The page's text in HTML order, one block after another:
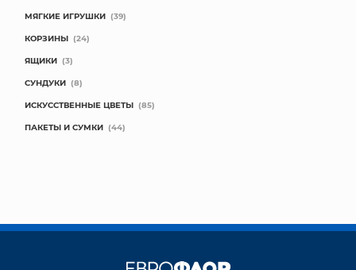
МЯГКИЕ ИГРУШКИ (39)
КОРЗИНЫ (24)
ЯЩИКИ (3)
СУНДУКИ (8)
ИСКУССТВЕННЫЕ ЦВЕТЫ (85)
ПАКЕТЫ И СУМКИ (44)